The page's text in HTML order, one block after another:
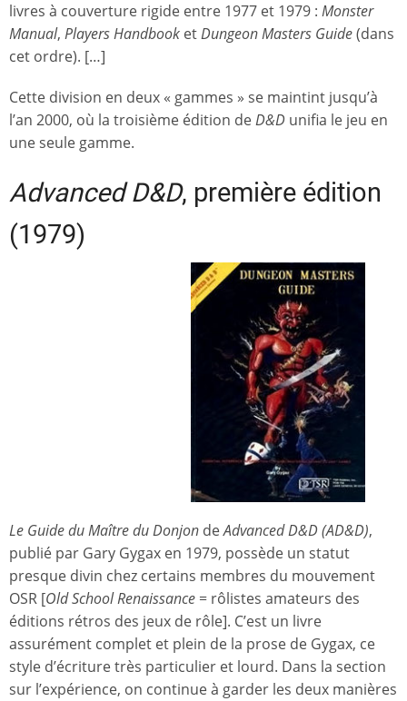
livres à couverture rigide entre 1977 et 1979 : Monster
Manual, Players Handbook etDungeon Masters Guide(dans
cet ordre). […]
Cette division en deux « gammes » se maintint jusqu’à
l’an 2000, où la troisième édition deD&D unifia le jeu en
une seule gamme.
Advanced D&D, première édition
(1979)
Le Guide du Maître du Donjon deAdvanced D&D (AD&D),
publié par Gary Gygax en 1979, possède un statut
presque divin chez certains membres du mouvement
OSR [Old School Renaissance = rôlistes amateurs des
éditions rétros des jeux de rôle]. C’est un livre
assurément complet et plein de la prose de Gygax, ce
style d’écriture très particulier et lourd. Dans la section
sur l’expérience, on continue à garder les deux manières